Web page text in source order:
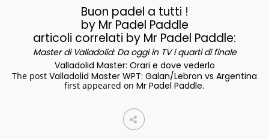
Buon padel a tutti !
by Mr Padel Paddle
articoli correlati by Mr Padel Paddle:
Master di Valladolid: Da oggi in TV i quarti di finale
Valladolid Master: Orari e dove vederlo
The post Valladolid Master WPT: Galan/Lebron vs Argentina
first appeared on Mr Padel Paddle.